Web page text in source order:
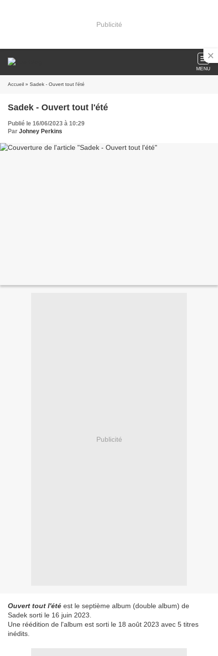
Publicité
MENU
Accueil » Sadek - Ouvert tout l'été
Sadek - Ouvert tout l'été
Publié le 16/06/2023 à 10:29
Par Johney Perkins
Publicité
Ouvert tout l'été est le septième album (double album) de
Sadek sorti le 16 juin 2023.
Une réédition de l'album est sorti le 18 août 2023 avec 5 titres
inédits.